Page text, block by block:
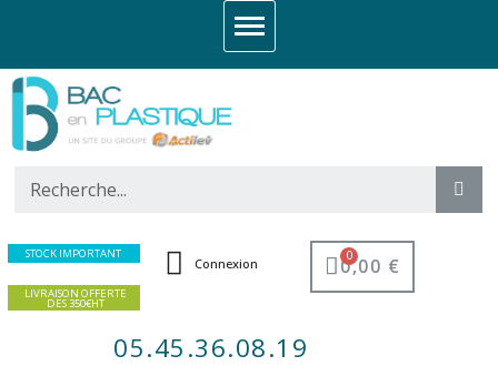
STOCK IMPORTANT
LIVRAISON OFFERTE
DES 350€HT
Connexion 0,00 €
05.45.36.08.19